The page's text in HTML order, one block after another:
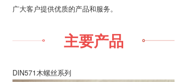
广大客户提供优质的产品和服务。
主要产品
DIN571木螺丝系列